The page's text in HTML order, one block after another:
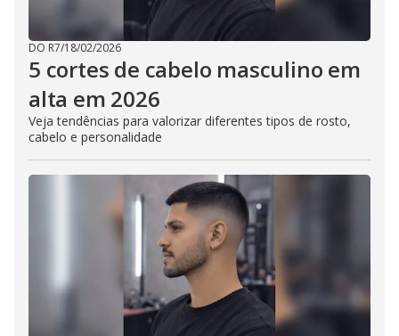
DO R7/18/02/2026
5 cortes de cabelo masculino em
alta em 2026
Veja tendências para valorizar diferentes tipos de rosto,
cabelo e personalidade